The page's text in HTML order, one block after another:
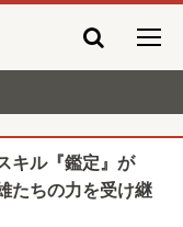
キル『鑑定』が
たちの力を受け継